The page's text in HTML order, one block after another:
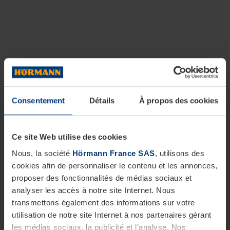
Consentement Détails À propos des cookies
Ce site Web utilise des cookies
Nous, la société Hörmann France SAS, utilisons des
cookies afin de personnaliser le contenu et les annonces,
proposer des fonctionnalités de médias sociaux et
analyser les accès à notre site Internet. Nous
transmettons également des informations sur votre
utilisation de notre site Internet à nos partenaires gérant
les médias sociaux, la publicité et l’analyse. Nos